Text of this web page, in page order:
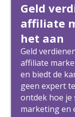
Geld
affiliate
het aan
Geld
affiliate
en biedt de
geen expert
ontdek hoe je
marketing en